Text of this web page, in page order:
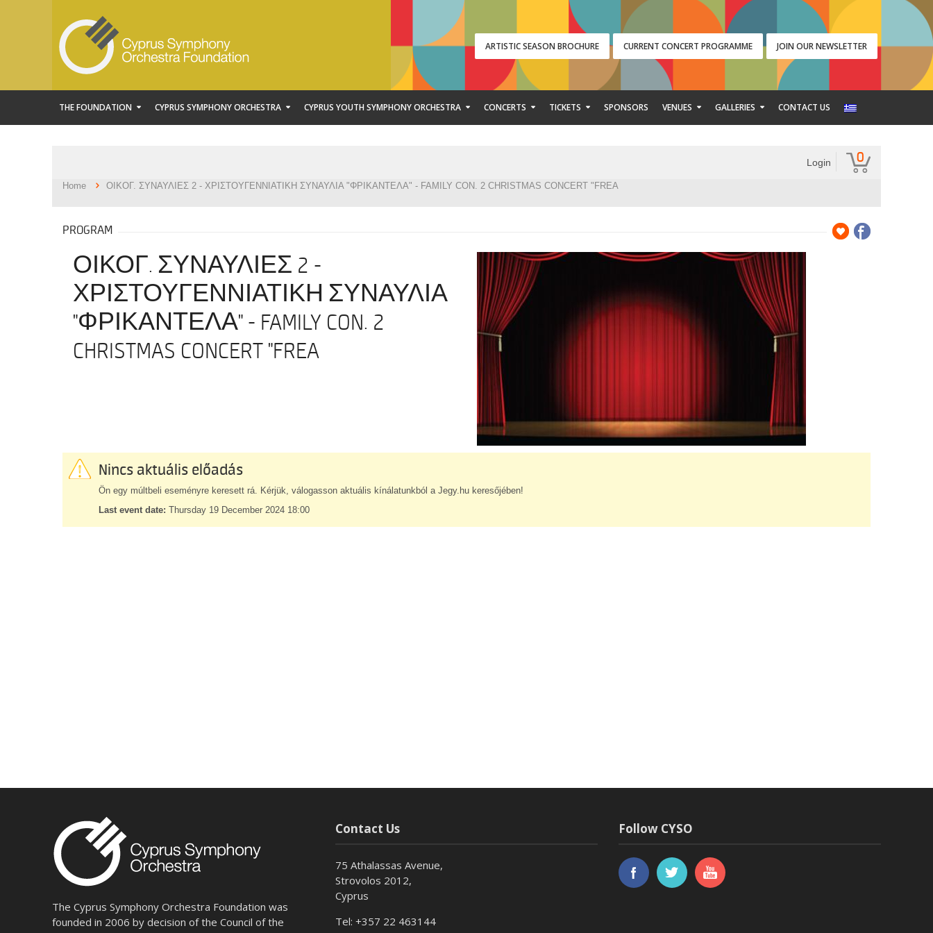
ARTISTIC SEASON BROCHURE CURRENT CONCERT PROGRAMME JOIN OUR NEWSLETTER
THE FOUNDATION CYPRUS SYMPHONY ORCHESTRA CYPRUS YOUTH SYMPHONY ORCHESTRA CONCERTS TICKETS SPONSORS VENUES GALLERIES CONTACT US
Login 0
Home ΟΙΚΟΓ. ΣΥΝΑΥΛΙΕΣ 2 - ΧΡΙΣΤΟΥΓΕΝΝΙΑΤΙΚΗ ΣΥΝΑΥΛΙΑ "ΦΡΙΚΑΝΤΕΛΑ" - FAMILY CON. 2 CHRISTMAS CONCERT "FREA
PROGRAM
ΟΙΚΟΓ. ΣΥΝΑΥΛΙΕΣ 2 -
ΧΡΙΣΤΟΥΓΕΝΝΙΑΤΙΚΗ ΣΥΝΑΥΛΙΑ
"ΦΡΙΚΑΝΤΕΛΑ" - FAMILY CON. 2
CHRISTMAS CONCERT "FREA
Nincs aktuális előadás
Ön egy múltbeli eseményre keresett rá. Kérjük, válogasson aktuális kínálatunkból a Jegy.hu keresőjében!
Last event date: Thursday 19 December 2024 18:00
The Cyprus Symphony Orchestra Foundation was
founded in 2006 by decision of the Council of the
Contact Us
75 Athalassas Avenue,
Strovolos 2012,
Cyprus
Tel: +357 22 463144
Follow CYSO